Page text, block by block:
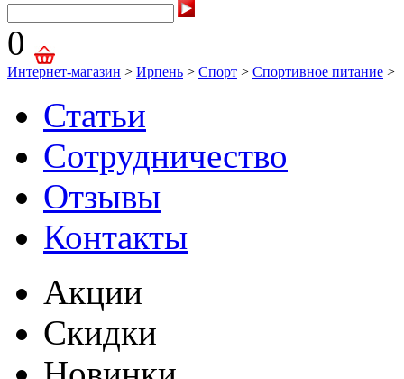
0
Интернет-магазин > Ирпень > Спорт > Спортивное питание >
Статьи
Сотрудничество
Отзывы
Контакты
Акции
Скидки